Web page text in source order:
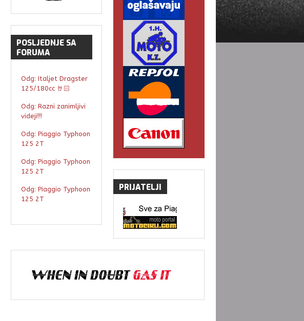
POSLJEDNJE SA
FORUMA
Odg: Italjet Dragster
125/180cc 🤘🏻
Odg: Razni zanimljivi
videji!!!
Odg: Piaggio Typhoon
125 2T
Odg: Piaggio Typhoon
125 2T
Odg: Piaggio Typhoon
125 2T
PRIJATELJI